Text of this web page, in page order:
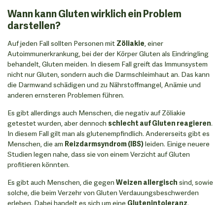
Wann kann Gluten wirklich ein Problem
darstellen?
Auf jeden Fall sollten Personen mit Zöliakie, einer
Autoimmunerkrankung, bei der der Körper Gluten als Eindringling
behandelt, Gluten meiden. In diesem Fall greift das Immunsystem
nicht nur Gluten, sondern auch die Darmschleimhaut an. Das kann
die Darmwand schädigen und zu Nährstoffmangel, Anämie und
anderen ernsteren Problemen führen.
Es gibt allerdings auch Menschen, die negativ auf Zöliakie
getestet wurden, aber dennoch schlecht auf Gluten reagieren.
In diesem Fall gilt man als glutenempfindlich. Andererseits gibt es
Menschen, die am Reizdarmsyndrom (IBS)leiden. Einige neuere
Studien legen nahe, dass sie von einem Verzicht auf Gluten
profitieren könnten.
Es gibt auch Menschen, die gegen Weizen allergisch sind, sowie
solche, die beim Verzehr von Gluten Verdauungsbeschwerden
erleben. Dabei handelt es sich um eine Glutenintoleranz.